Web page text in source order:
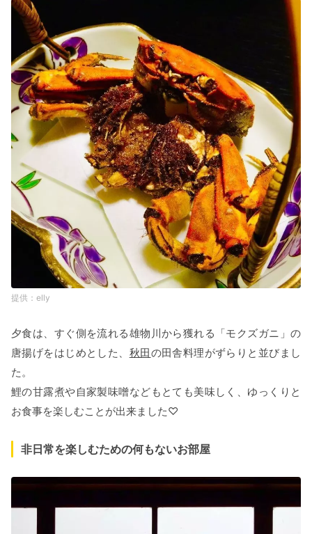
elly
夕食は、すぐ側を流れる雄物川から獲れる「モクズガニ」の
唐揚げをはじめとした、 秋田の田舎料理がずらりと並びまし
た。
鯉の甘露煮や自家製味噌などもとても美味しく、ゆっくりと
お食事を楽しむことが出来ました♡
非日常を楽しむための何もないお部屋